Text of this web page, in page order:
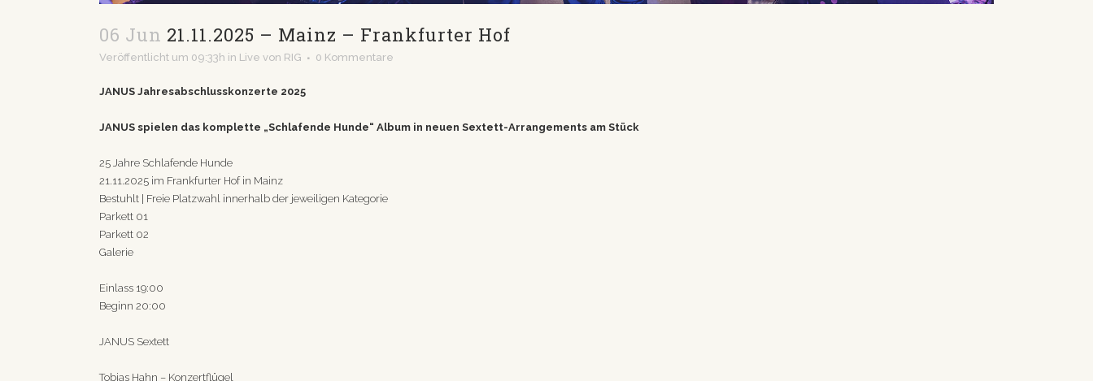
06 Jun 21.11.2025 – Mainz – Frankfurter Hof
Veröffentlicht um 09:33h in Live von RIG 0 Kommentare
JANUS Jahresabschlusskonzerte 2025
JANUS spielen das komplette „Schlafende Hunde“ Album in neuen Sextett-Arrangements am Stück
25 Jahre Schlafende Hunde
21.11.2025 im Frankfurter Hof in Mainz
Bestuhlt | Freie Platzwahl innerhalb der jeweiligen Kategorie
Parkett 01
Parkett 02
Galerie
Einlass 19:00
Beginn 20:00
JANUS Sextett
Tobias Hahn – Konzertflügel